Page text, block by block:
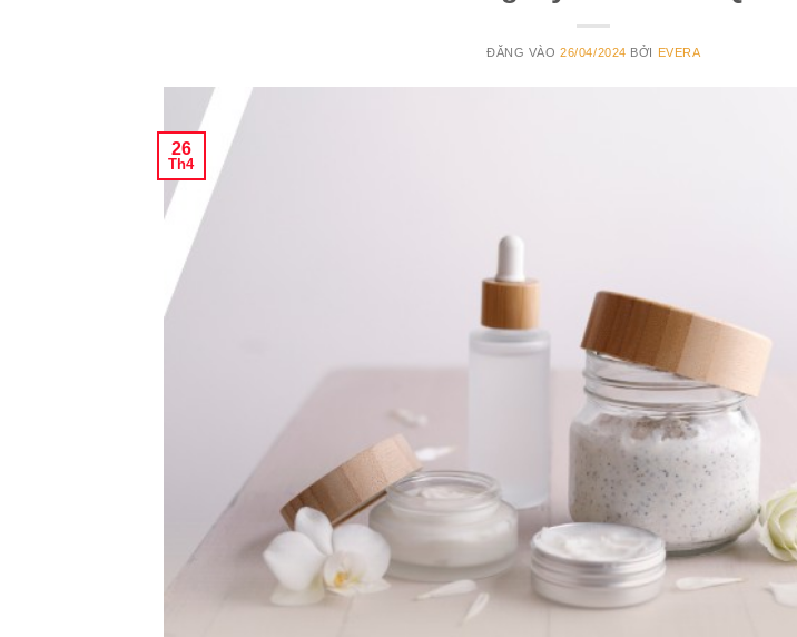
ĐĂNG VÀO26/04/2024 BỞI EVERA
26
Th4